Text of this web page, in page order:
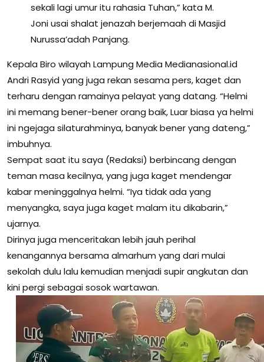
sekali lagi umur itu rahasia Tuhan,” kata M.
Joni usai shalat jenazah berjemaah di Masjid
Nurussa’adah Panjang.
Kepala Biro wilayah Lampung Media Medianasional.id
Andri Rasyid yang juga rekan sesama pers, kaget dan
terharu dengan ramainya pelayat yang datang. “Helmi
ini memang bener-bener orang baik, Luar biasa ya helmi
ini ngejaga silaturahminya, banyak bener yang dateng,”
imbuhnya.
Sempat saat itu saya (Redaksi) berbincang dengan
teman masa kecilnya, yang juga kaget mendengar
kabar meninggalnya helmi. “Iya tidak ada yang
menyangka, saya juga kaget malam itu dikabarin,”
ujarnya.
Dirinya juga menceritakan lebih jauh perihal
kenangannya bersama almarhum yang dari mulai
sekolah dulu lalu kemudian menjadi supir angkutan dan
kini pergi sebagai sosok wartawan.